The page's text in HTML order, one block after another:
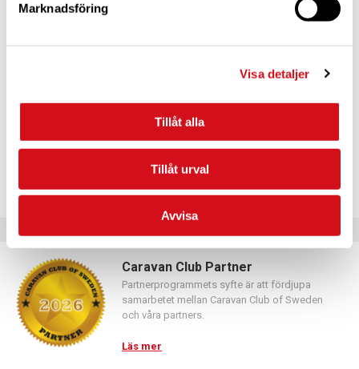
Marknadsföring
Visa detaljer
Tillåt alla
Tillåt urval
Avvisa
Logga in med hjälp av formuläret och följ anvisningarna.
Caravan Club Partner
Partnerprogrammets syfte är att fördjupa
samarbetet mellan Caravan Club of Sweden
och våra partners.
Läs mer